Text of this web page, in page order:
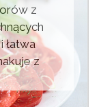
z
łatwa
z